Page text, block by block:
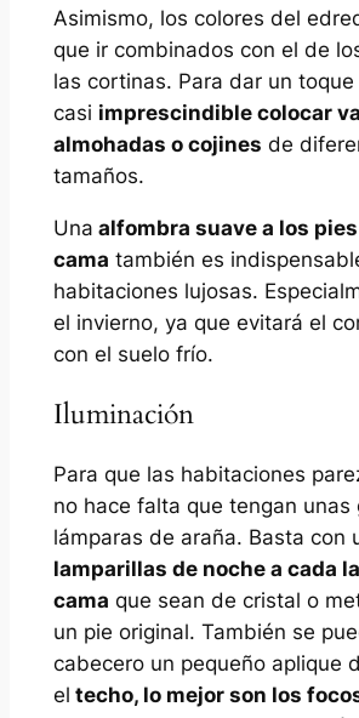
Asimismo, los colores del
que ir combinados con el de
las cortinas. Para dar un toque
casi imprescindible colocar
almohadas o cojines de
tamaños.
Una alfombra suave a los
cama también es
habitaciones lujosas.
el invierno, ya que evitará el
con el suelo frío.
Iluminación
Para que las habitaciones
no hace falta que tengan unas
lámparas de araña. Basta con
lamparillas de noche a cada
cama que sean de cristal o
un pie original. También se
cabecero un pequeño aplique
el techo, lo mejor son los